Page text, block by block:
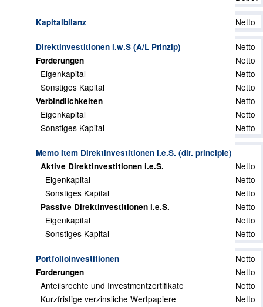
Kapitalbilanz Netto
Direktinvestitionen i.w.S (A/L Prinzip) Netto
Forderungen
Netto
Eigenkapital
Netto
Sonstiges Kapital
Netto
Verbindlichkeiten
Netto
Eigenkapital
Netto
Sonstiges Kapital
Netto
Memo Item Direktinvestitionen i.e.S. (dir. principle)
Aktive Direktinvestitionen i.e.S.
Netto
Eigenkapital
Netto
Sonstiges Kapital
Netto
Passive Direktinvestitionen i.e.S.
Netto
Eigenkapital
Netto
Sonstiges Kapital
Netto
Portfolioinvestitionen Netto
Forderungen
Netto
Anteilsrechte und Investmentzertifikate
Netto
Kurzfristige verzinsliche Wertpapiere
Netto